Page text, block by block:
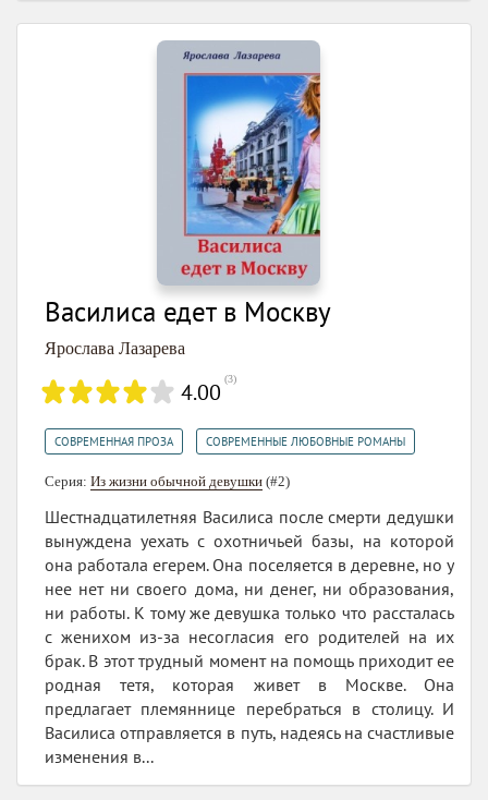
Василиса едет в Москву
Ярослава Лазарева
4.00 (3)
СОВРЕМЕННАЯ ПРОЗА СОВРЕМЕННЫЕ ЛЮБОВНЫЕ РОМАНЫ
Серия: Из жизни обычной девушки (#2)
Шестнадцатилетняя Василиса после смерти дедушки
вынуждена уехать с охотничьей базы, на которой
она работала егерем. Она поселяется в деревне, но у
нее нет ни своего дома, ни денег, ни образования,
ни работы. К тому же девушка только что рассталась
с женихом из-за несогласия его родителей на их
брак. В этот трудный момент на помощь приходит ее
родная тетя, которая живет в Москве. Она
предлагает племяннице перебраться в столицу. И
Василиса отправляется в путь, надеясь на счастливые
изменения в...